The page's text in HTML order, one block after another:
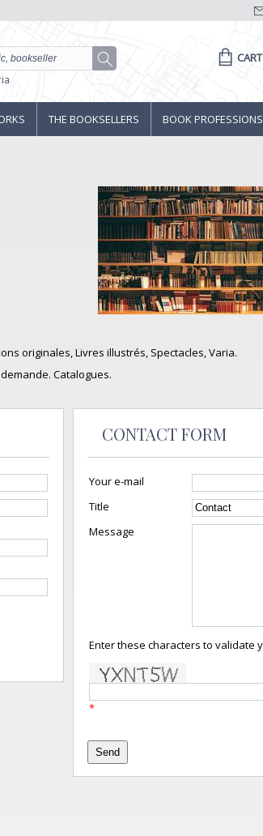
CART
THE BOOKSELLERS BOOK
originales, Livres illustrés, Spectacles, Varia.
Catalogues.
CONTACT FORM
Enter these characters to validate
*
Your e-mail
Title
Message